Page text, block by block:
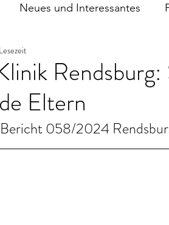
Neues und Interessantes
Eltern
058/2024